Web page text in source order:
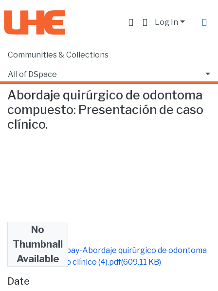
Log In
Communities & Collections
All of DSpace
Statistics
Home
Abordaje quirúrgico de odontoma
compuesto: Presentación de caso
clínico.
No
Thumbnail
Available
Kamila Quisirumbay-Abordaje quirúrgico de odontoma
compuesto. Caso clínico (4).pdf(609.11 KB)
Date